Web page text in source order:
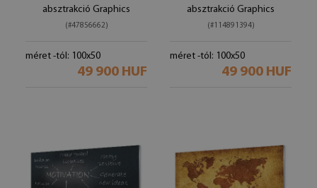
absztrakció Graphics
(#47856662)
méret -tól: 100x50
49 900 HUF
absztrakció Graphics
(#114891394)
méret -tól: 100x50
49 900 HUF